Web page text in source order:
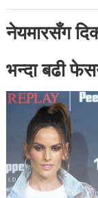
नेयमारसँग
भन्दा बढी